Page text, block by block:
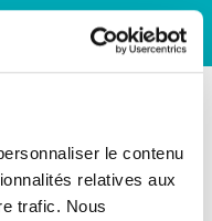
le contenu
relatives aux
trafic. Nous